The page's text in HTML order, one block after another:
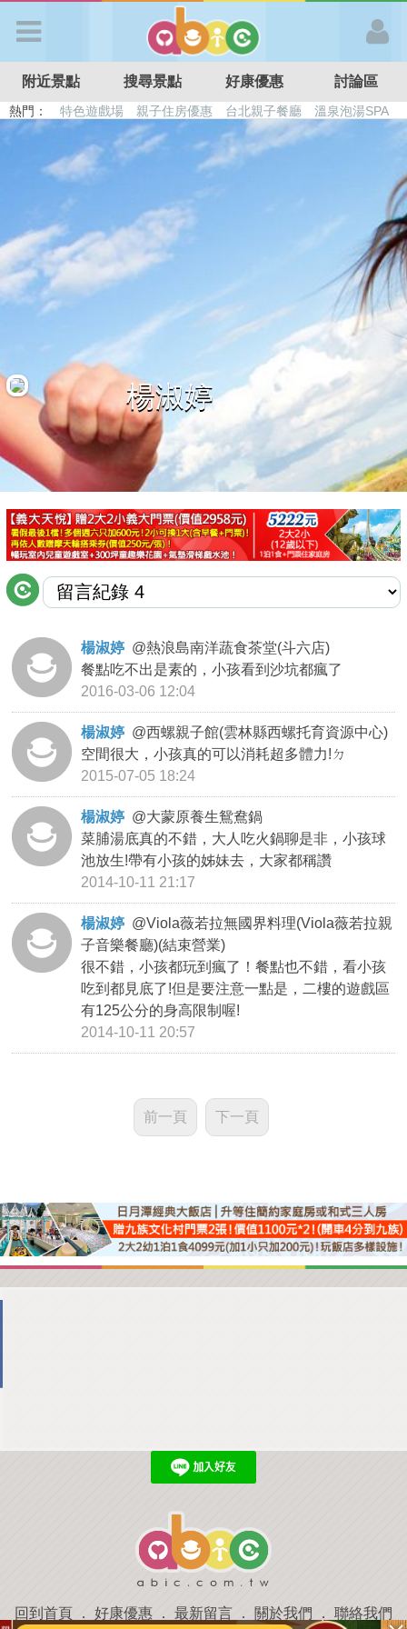
APP登入
首 頁
搜尋景點
好康優惠
最新留言
商家合作
推薦景點
討論區
聯絡我們
APP下載
附近景點 搜尋景點 好康優惠 討論區
熱門： 特色遊戲場 親子住房優惠 台北親子餐廳
溫泉泡湯SPA
溜滑梯民宿
觀光工廠 日本親子景點
楊淑婷
楊淑婷 @熱浪島南洋蔬食茶堂(斗六店)
餐點吃不出是素的，小孩看到沙坑都瘋了
2016-03-06 12:04
楊淑婷 @西螺親子館(雲林縣西螺托育資源中心)
空間很大，小孩真的可以消耗超多體力!ㄉ
2015-07-05 18:24
楊淑婷 @大蒙原養生鴛鴦鍋
菜脯湯底真的不錯，大人吃火鍋聊是非，小孩球
池放生!帶有小孩的姊妹去，大家都稱讚
2014-10-11 21:17
楊淑婷 @Viola薇若拉無國界料理(Viola薇若拉親
子音樂餐廳)(結束營業)
很不錯，小孩都玩到瘋了！餐點也不錯，看小孩
吃到都見底了!但是要注意一點是，二樓的遊戲區
有125公分的身高限制喔!
2014-10-11 20:57
前一頁 下一頁
回到首頁 ． 好康優惠 ． 最新留言 ． 關於我們 ． 聯絡我們